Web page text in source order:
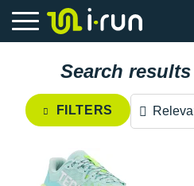
Search results
FILTERS
Price